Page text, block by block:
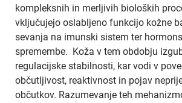
kompleksnih in merljivih bioloških
vključujejo oslabljeno funkcijo kožne
sevanja na imunski sistem ter
spremembe. Koža v tem obdobju
regulacijske stabilnosti, kar vodi v
občutljivost, reaktivnost in pojav
občutkov. Razumevanje teh